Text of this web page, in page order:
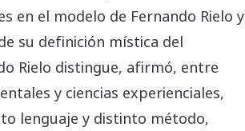
en el modelo de Fernando Rielo y
su definición mística del
Rielo distingue, afirmó, entre
y ciencias experienciales,
lenguaje y distinto método,